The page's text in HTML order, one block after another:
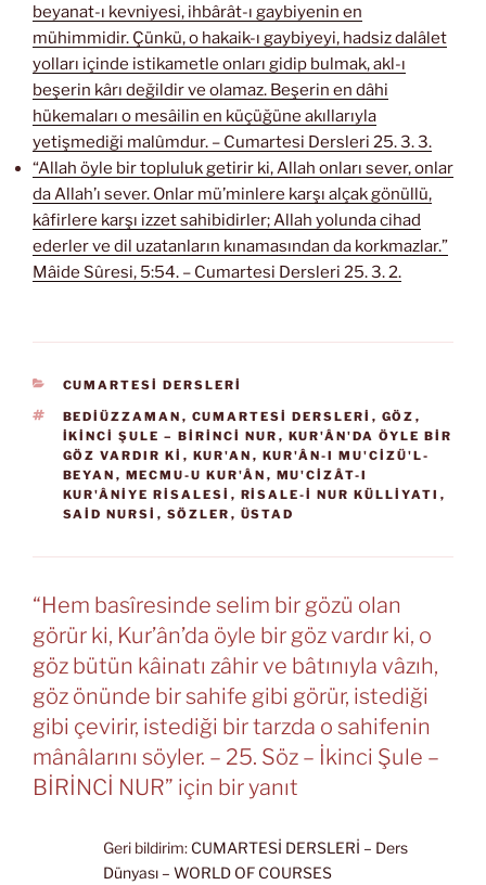
beyanat-ı kevniyesi, ihbârât-ı gaybiyenin en
mühimmidir. Çünkü, o hakaik-ı gaybiyeyi, hadsiz dalâlet
yolları içinde istikametle onları gidip bulmak, akl-ı
beşerin kârı değildir ve olamaz. Beşerin en dâhi
hükemaları o mesâilin en küçüğüne akıllarıyla
yetişmediği malûmdur. – Cumartesi Dersleri 25. 3. 3.
“Allah öyle bir topluluk getirir ki, Allah onları sever, onlar
da Allah’ı sever. Onlar mü’minlere karşı alçak gönüllü,
kâfirlere karşı izzet sahibidirler; Allah yolunda cihad
ederler ve dil uzatanların kınamasından da korkmazlar.”
Mâide Sûresi, 5:54. – Cumartesi Dersleri 25. 3. 2.
KATEGORILER
CUMARTESİ DERSLERİ
ETIKETLER
BEDIÜZZAMAN , CUMARTESI DERSLERI , GÖZ ,
İKINCI ŞULE – BİRİNCİ NUR , KUR'ÂN'DA ÖYLE BIR
GÖZ VARDIR KI , KUR'AN , KUR'ÂN-I MU'CIZÜ'L-
BEYAN , MECMU-U KUR'ÂN , MU'CIZÂT-I
KUR'ÂNIYE RISALESI , RISALE-I NUR KÜLLIYATI ,
SAID NURSI , SÖZLER , ÜSTAD
“Hem basîresinde selim bir gözü olan
görür ki, Kur’ân’da öyle bir göz vardır ki, o
göz bütün kâinatı zâhir ve bâtınıyla vâzıh,
göz önünde bir sahife gibi görür, istediği
gibi çevirir, istediği bir tarzda o sahifenin
mânâlarını söyler. – 25. Söz – İkinci Şule –
BİRİNCİ NUR” için bir yanıt
Geri bildirim: CUMARTESİ DERSLERİ – Ders
Dünyası – WORLD OF COURSES